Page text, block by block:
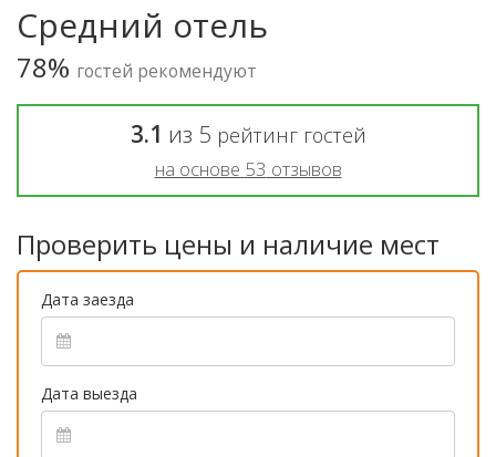
Средний отель
78% гостей рекомендуют
3.1 из 5 рейтинг гостей
на основе 53 отзывов
Проверить цены и наличие мест
Дата заезда
Дата выезда